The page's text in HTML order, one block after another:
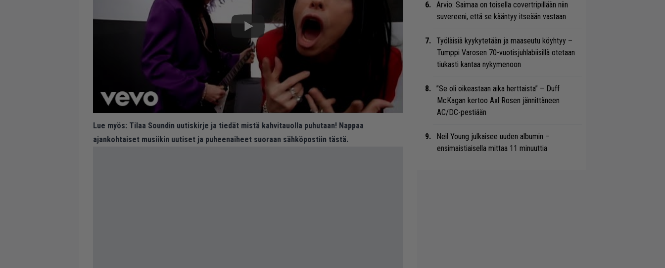
Lue myös: Tilaa Soundin uutiskirje ja tiedät mistä kahvitauolla puhutaan! Nappaa
ajankohtaiset musiikin uutiset ja puheenaiheet suoraan sähköpostiin tästä.
Arvio: Saimaa on toisella covertripillään niin
suvereeni, että se kääntyy itseään vastaan
Työläisiä kyykytetään ja maaseutu köyhtyy –
Tumppi Varosen 70-vuotisjuhlabiisillä otetaan
tiukasti kantaa nykymenoon
”Se oli oikeastaan aika herttaista” – Duff
McKagan kertoo Axl Rosen jännittäneen
AC/DC-pestiään
Neil Young julkaisee uuden albumin –
ensimaistiaisella mittaa 11 minuuttia